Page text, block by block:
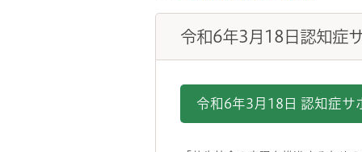
令和6年3月18日認知症
令和6年3月18日 認知症サ